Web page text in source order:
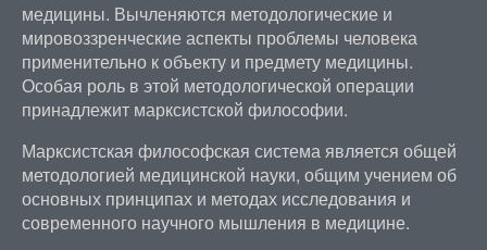
медицины. Вычленяются методологические и
мировоззренческие аспекты проблемы человека
применительно к объекту и предмету медицины.
Особая роль в этой методологической операции
принадлежит марксистской философии.
Марксистская философская система является общей
методологией медицинской науки, общим учением об
основных принципах и методах исследования и
современного научного мышления в медицине.